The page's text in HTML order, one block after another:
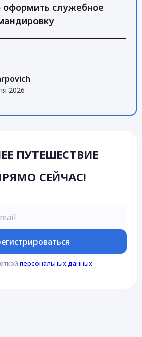
оформить служебное
2026
ПУТЕШЕСТВИЕ
СЕЙЧАС!
персональных данных